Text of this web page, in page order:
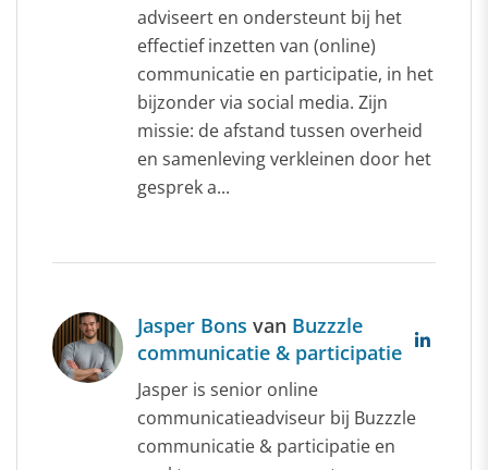
adviseert en ondersteunt bij het
effectief inzetten van (online)
communicatie en participatie, in het
bijzonder via social media. Zijn
missie: de afstand tussen overheid
en samenleving verkleinen door het
gesprek a...
Jasper Bons van Buzzzle
communicatie & participatie
Jasper is senior online
communicatieadviseur bij Buzzzle
communicatie & participatie en